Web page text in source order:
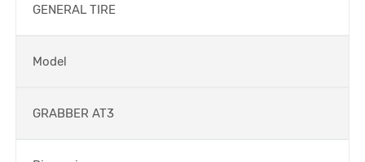
GENERAL TIRE
Model
GRABBER AT3